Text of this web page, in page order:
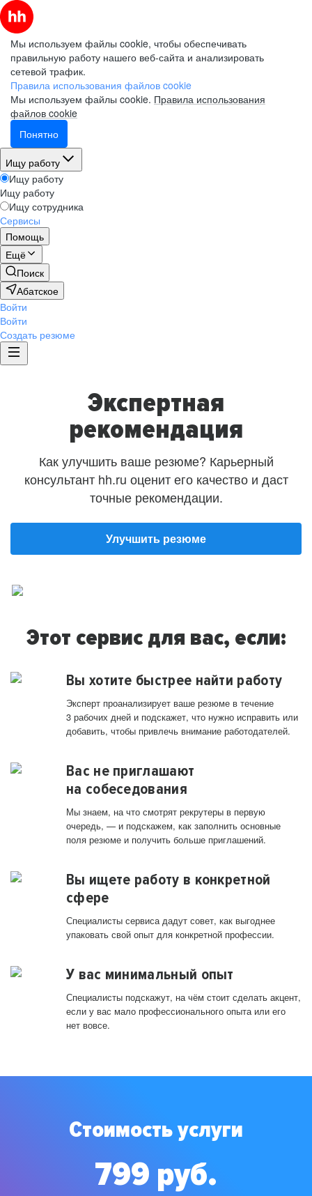
Мы используем файлы cookie, чтобы обеспечивать
правильную работу нашего веб-сайта и анализировать
сетевой трафик.
Правила использования файлов cookie
Мы используем файлы cookie. Правила использования
файлов cookie
Понятно
Ищу работу
Ищу работу
Ищу работу
Ищу сотрудника
Сервисы
Помощь
Ещё
Поиск
Абатское
Войти
Войти
Создать резюме
Экспертная
рекомендация
Как улучшить ваше резюме? Карьерный
консультант hh.ru оценит его качество и даст
точные рекомендации.
Улучшить резюме
Этот сервис для вас, если:
Вы хотите быстрее найти работу
Эксперт проанализирует ваше резюме в течение
3 рабочих дней и подскажет, что нужно исправить или
добавить, чтобы привлечь внимание работодателей.
Вас не приглашают
на собеседования
Мы знаем, на что смотрят рекрутеры в первую
очередь, — и подскажем, как заполнить основные
поля резюме и получить больше приглашений.
Вы ищете работу в конкретной
сфере
Специалисты сервиса дадут совет, как выгоднее
упаковать свой опыт для конкретной профессии.
У вас минимальный опыт
Специалисты подскажут, на чём стоит сделать акцент,
если у вас мало профессионального опыта или его
нет вовсе.
Стоимость услуги
799 руб.